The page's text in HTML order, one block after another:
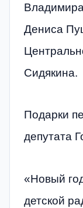
Дениса
Сидякина.
Подарки
депутата
«Новый
детской